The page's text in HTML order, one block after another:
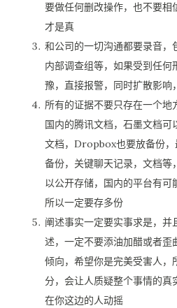
要做任何删改操作，也不要相
才是真
和公司的一切沟通都要录音，
内部调查组等，如果受到任何
豫，直接报警，同时扩散影响
所有的证据不要只存在一个地
国内的腾讯文档，石墨文档
文档，Dropbox也要放备份
备份，关键聊天记录，文档等
以公开存储，国内的平台有可
所以一定要存多份
阐述事实一定要实事求是，
述，一定不要添油加醋或者歪
倾向，希望你是完美受害人，
分，会让人质疑整个事情的真
在你这边的人动摇